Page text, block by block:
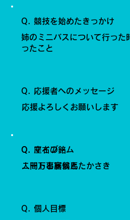
Q. 競技を始めたきっかけ
姉のミニバスについて行った
ったこと
人間万事塞翁馬
Q. 座右の銘
ニートと居候とたかさき
Q. マイブーム
Q. 個人目標
Q. 応援者へのメッセージ
応援よろしくお願いします